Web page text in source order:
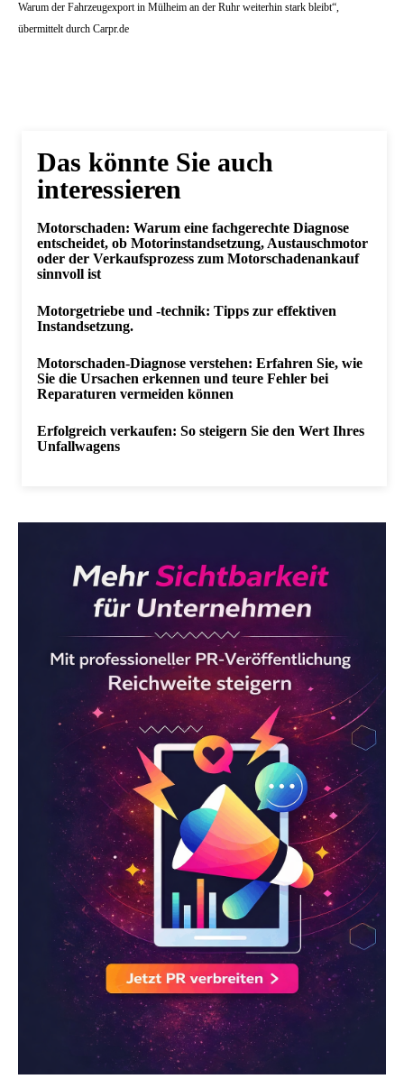
Warum der Fahrzeugexport in Mülheim an der Ruhr weiterhin stark bleibt“,
übermittelt durch Carpr.de
Das könnte Sie auch
interessieren
Motorschaden: Warum eine fachgerechte Diagnose
entscheidet, ob Motorinstandsetzung, Austauschmotor
oder der Verkaufsprozess zum Motorschadenankauf
sinnvoll ist
Motorgetriebe und -technik: Tipps zur effektiven
Instandsetzung.
Motorschaden-Diagnose verstehen: Erfahren Sie, wie
Sie die Ursachen erkennen und teure Fehler bei
Reparaturen vermeiden können
Erfolgreich verkaufen: So steigern Sie den Wert Ihres
Unfallwagens